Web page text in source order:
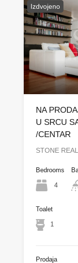
Izdvojeno
NA
U SRCU
/CENTAR
STONE
Bedrooms
4
Toalet
1
Prodaja